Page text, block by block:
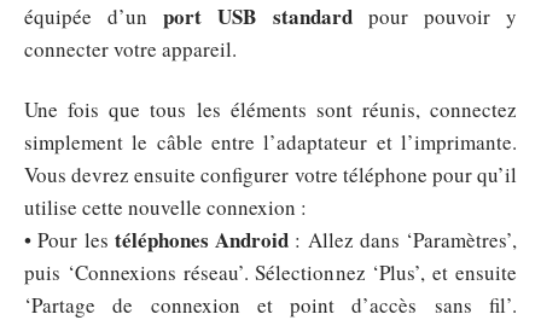
équipée d’unport USB standardpour pouvoir y
connecter votre appareil.
Une fois que tous les éléments sont réunis, connectez
simplement le câble entre l’adaptateur et l’imprimante.
Vous devrez ensuite configurer votre téléphone pour qu’il
utilise cette nouvelle connexion :
• Pour les téléphones Android : Allez dans ‘Paramètres’,
puis ‘Connexions réseau’. Sélectionnez ‘Plus’, et ensuite
‘Partage de connexion et point d’accès sans fil’.